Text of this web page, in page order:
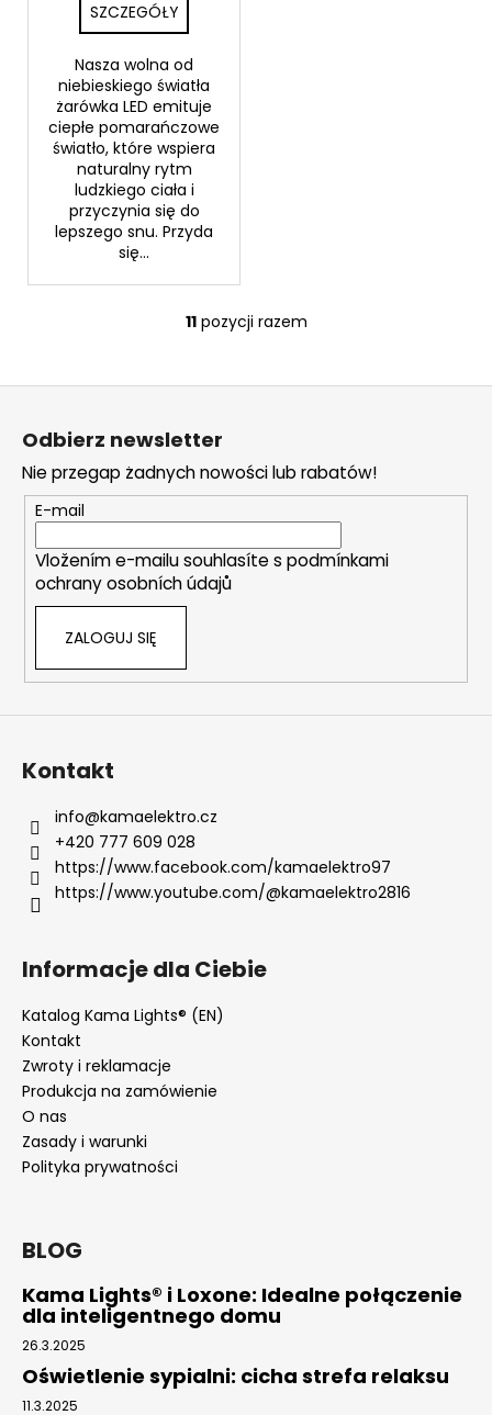
SZCZEGÓŁY
Nasza wolna od
niebieskiego światła
żarówka LED emituje
ciepłe pomarańczowe
światło, które wspiera
naturalny rytm
ludzkiego ciała i
przyczynia się do
lepszego snu. Przyda
się...
K
n
l
k
i
l
i
11pozycji razem
S
Odbierz newsletter
Nie przegap żadnych nowości lub rabatów!
E-mail
Vložením e-mailu souhlasíte s podmínkami
ochrany osobních údajů
ZALOGUJ SIĘ
Kontakt
info@kamaelektro.cz
+420 777 609 028
https://www.facebook.com/kamaelektro97
https://www.youtube.com/@kamaelektro2816
Informacje dla Ciebie
Katalog Kama Lights® (EN)
Kontakt
Zwroty i reklamacje
Produkcja na zamówienie
O nas
Zasady i warunki
Polityka prywatności
BLOG
Kama Lights® i Loxone: Idealne połączenie
dla inteligentnego domu
26.3.2025
Oświetlenie sypialni: cicha strefa relaksu
11.3.2025